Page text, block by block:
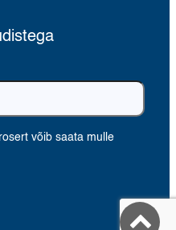
võib saata mulle